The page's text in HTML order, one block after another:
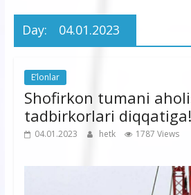
korxonasi”
Day: 04.01.2023
E’lonlar
Shofirkon tumani
tadbirkorlari diqqatiga!
04.01.2023 hetk 1787 Views